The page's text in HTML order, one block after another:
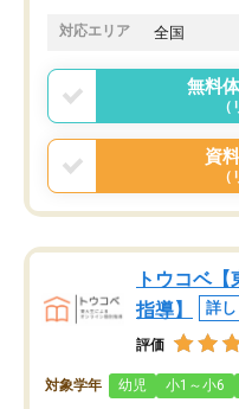
対応エリア 全国
無料
資
トウコベ
指導】
詳
評価
対象学年 幼児 小1～小6